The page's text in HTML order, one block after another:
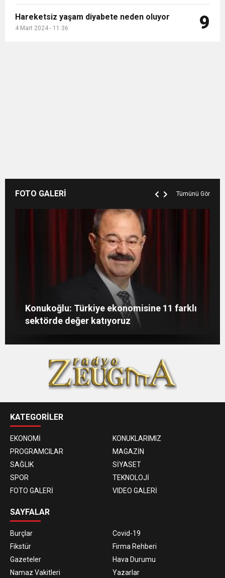
Hareketsiz yaşam diyabete neden oluyor
4 Mart 2024 - 11:36 9
FOTO GALERİ Tümünü Gör
Havuz hijyeninin de büyük önem taşır
Konukoğlu: Türkiye ekonomisine 11 farklı
sektörde değer katıyoruz
Gaziantep’te öğretmenler günü çiçeklerle
GAÜN’de gri kod tatbikatı gerçeği
aratmadı
KATEGORİLER
EKONOMİ
KONUKLARIMIZ
PROGRAMCILAR
MAGAZİN
SAĞLIK
SİYASET
SPOR
TEKNOLOJİ
FOTO GALERİ
VIDEO GALERİ
SAYFALAR
Burçlar
Covid-19
Fikstür
Firma Rehberi
Gazeteler
Hava Durumu
Namaz Vakitleri
Yazarlar